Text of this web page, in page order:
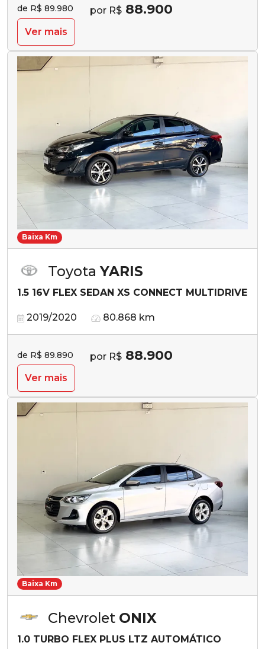
de R$ 89.980 por R$ 88.900
Ver mais
Baixa Km
ToyotaYARIS
1.5 16V FLEX SEDAN XS CONNECT MULTIDRIVE
2019/2020 80.868 km
de R$ 89.890 por R$ 88.900
Ver mais
Baixa Km
Chevrolet ONIX
1.0 TURBO FLEX PLUS LTZ AUTOMÁTICO